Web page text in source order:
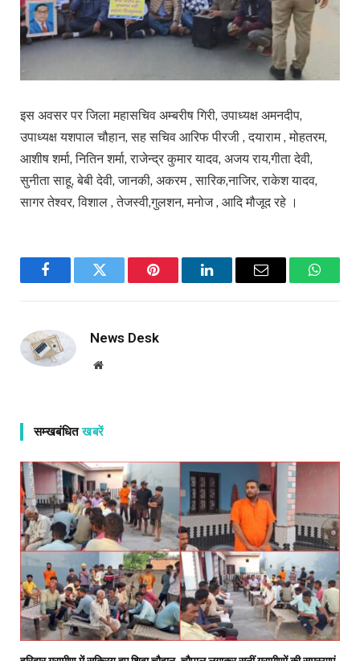
इस अवसर पर जिला महासचिव अम्बरीष गिरी, उपाध्यक्ष अमनदीप,
उपाध्यक्ष यशपाल चौहान, सह सचिव आरिफ पीरजी , दयाराम , मोहतरम,
आशीष शर्मा, नितिन शर्मा, राजेन्द्र कुमार यादव, अजय राय,गीता देवी,
सुनीता साहू, बेबी देवी, जानकी, अकरम , सारिक,नाजिर, राकेश यादव,
सागर तेश्वर, विशाल , तेजस्वी,गुलशन, मनोज , आदि मौजूद रहे ।
FacebookTwitter Pinterest LinkedInEmail
News Desk
Website
सम्खबंधितखबरें